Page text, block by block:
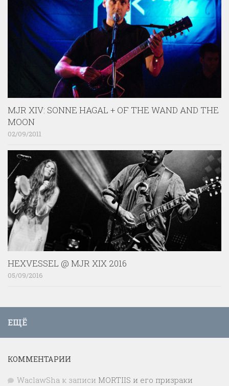
MJR XIV: SONNE HAGAL + OF THE WAND AND THE
MOON
02/09/2011
HEXVESSEL @ MJR XIX 2016
05/09/2016
ЕЩЁ
КОММЕНТАРИИ
WaclawSha к записи MORTIIS и его призраки